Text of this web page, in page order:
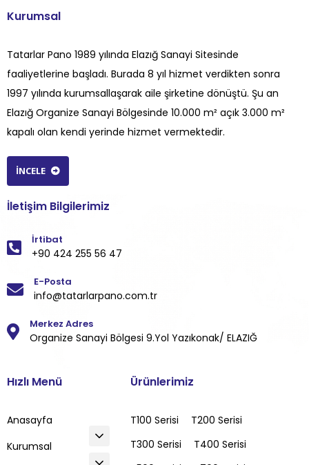
Kurumsal
Tatarlar Pano 1989 yılında Elazığ Sanayi Sitesinde
faaliyetlerine başladı. Burada 8 yıl hizmet verdikten sonra
1997 yılında kurumsallaşarak aile şirketine dönüştü. Şu an
Elazığ Organize Sanayi Bölgesinde 10.000 m² açık 3.000 m²
kapalı olan kendi yerinde hizmet vermektedir.
İNCELE
İletişim Bilgilerimiz
İrtibat
+90 424 255 56 47
E-Posta
info@tatarlarpano.com.tr
Merkez Adres
Organize Sanayi Bölgesi 9.Yol Yazıkonak/ ELAZIĞ
Hızlı Menü
Anasayfa
Kurumsal
Ürünlerimiz
T100 Serisi
T200 Serisi
T300 Serisi
T400 Serisi